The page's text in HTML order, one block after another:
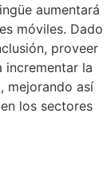
aumentará
móviles. Dado
proveer
incrementar la
mejorando así
los sectores